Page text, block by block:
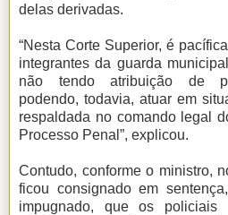
delas derivadas.
“Nesta Corte Superior, é
integrantes da guarda
não tendo atribuição de
podendo, todavia, atuar em
respaldada no comando legal
Processo Penal”, explicou.
Contudo, conforme o ministro,
ficou consignado em
impugnado, que os policiais